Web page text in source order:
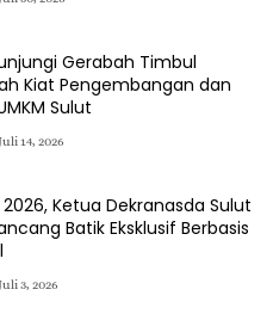
Gerabah Timbul
Kiat Pengembangan dan
Sulut
14, 2026
Ketua Dekranasda Sulut
Batik Eksklusif Berbasis
3, 2026